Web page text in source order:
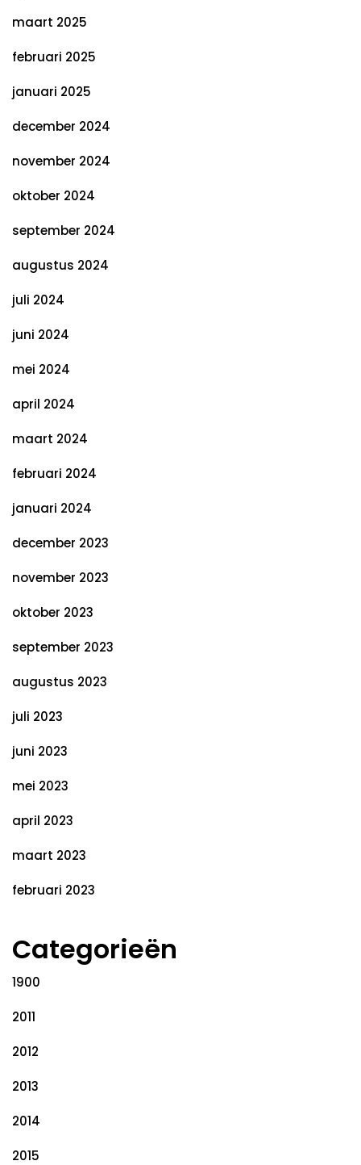
maart 2025
februari 2025
januari 2025
december 2024
november 2024
oktober 2024
september 2024
augustus 2024
juli 2024
juni 2024
mei 2024
april 2024
maart 2024
februari 2024
januari 2024
december 2023
november 2023
oktober 2023
september 2023
augustus 2023
juli 2023
juni 2023
mei 2023
april 2023
maart 2023
februari 2023
Categorieën
1900
2011
2012
2013
2014
2015